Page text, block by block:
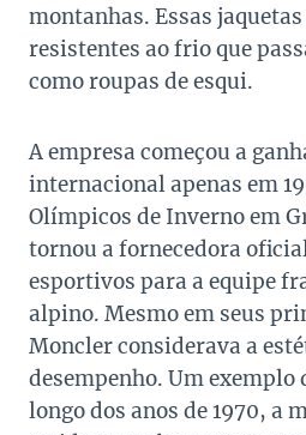
montanhas. Essas
resistentes ao frio que
como roupas de esqui.
A empresa começou a
internacional apenas em
Olímpicos de Inverno em
tornou a fornecedora
esportivos para a equipe
alpino. Mesmo em seus
Moncler considerava a
desempenho. Um exemplo
longo dos anos de 1970, a